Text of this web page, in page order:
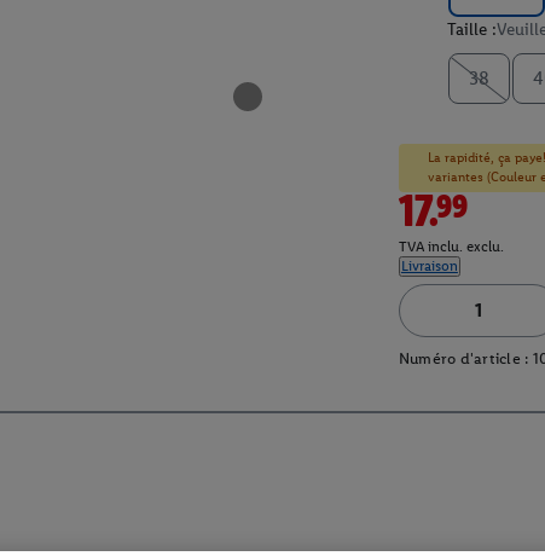
Taille :
38
La rapidité, ça
variantes (Couleur
17.99
TVA inclu. exclu.
Livraison
Numéro d'article :